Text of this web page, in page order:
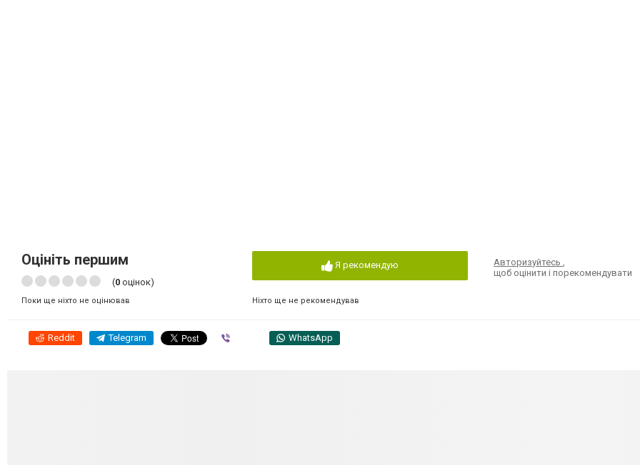
Оцініть першим
(0 оцінок)
Поки ще ніхто не оцінював
Я рекомендую
Ніхто ще не рекомендував
Авторизуйтесь,
щоб оцінити і порекомендувати
Reddit Telegram WhatsApp